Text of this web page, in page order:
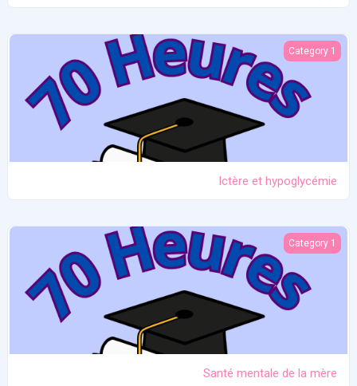
Ictère et hypoglycémie
Category 1
Ictère et hypoglycémie
Santé mentale de la mère
Category 1
Santé mentale de la mère